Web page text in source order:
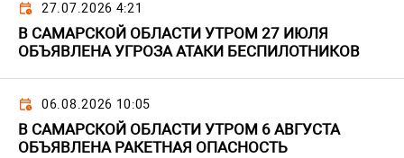
27.07.2026 4:21
В САМАРСКОЙ ОБЛАСТИ УТРОМ 27 ИЮЛЯ
ОБЪЯВЛЕНА УГРОЗА АТАКИ БЕСПИЛОТНИКОВ
06.08.2026 10:05
В САМАРСКОЙ ОБЛАСТИ УТРОМ 6 АВГУСТА
ОБЪЯВЛЕНА РАКЕТНАЯ ОПАСНОСТЬ